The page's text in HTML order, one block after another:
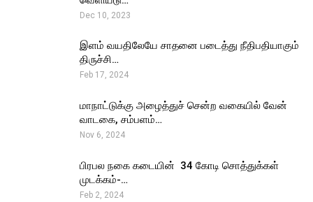
Dec 10, 2023
இளம் வயதிலேயே சாதனை படைத்து நீதிபதியாகும்
திருச்சி…
Feb 17, 2024
மாநாட்டுக்கு அழைத்துச் சென்ற வகையில் வேன்
வாடகை, சம்பளம்…
Nov 6, 2024
பிரபல நகை கடையின் ₹ 34 கோடி சொத்துக்கள்
முடக்கம்-…
Feb 2, 2024